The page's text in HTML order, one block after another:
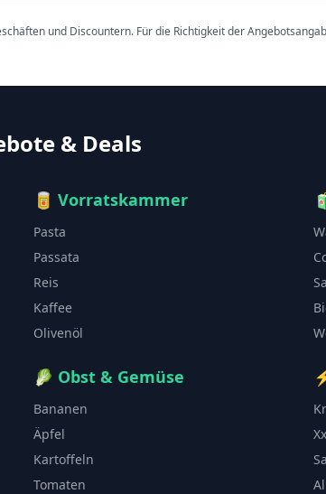
und Discountern. Für die Richtigkeit der
& Deals
🥫 Vorratskammer
Pasta
Passata
Reis
Kaffee
Olivenöl
🥬 Obst & Gemüse
Bananen
Äpfel
Kartoffeln
Tomaten